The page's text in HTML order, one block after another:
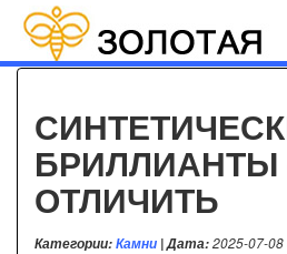
БРИЛЛИАНТЫ
ОТЛИЧИТЬ
Категории:Камни | Дата:2025-07-08